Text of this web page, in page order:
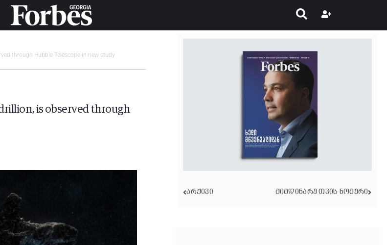
through Hubble Telescope in new study
is observed through
ᲐᲠᲥᲘᲕᲘ ᲛᲘᲛᲓᲘᲜᲐᲠᲔ ᲗᲕᲘᲡ ᲜᲝᲛᲔᲠᲘ